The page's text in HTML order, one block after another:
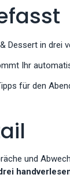
Dessert in drei
Ihr
für den
und